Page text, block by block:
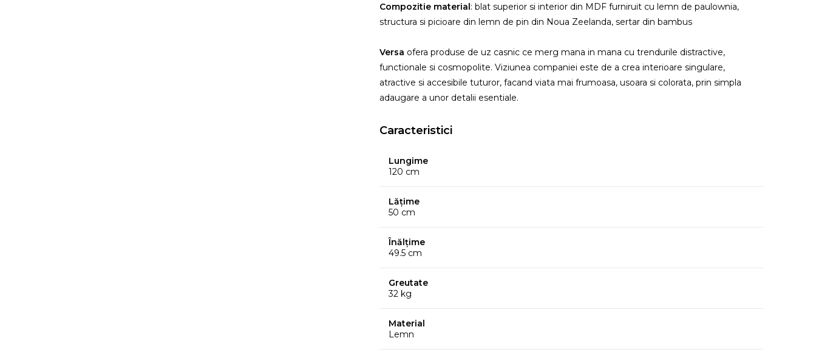
Compozitie material: blat superior si interior din MDF furniruit cu lemn de paulownia,
structura si picioare din lemn de pin din Noua Zeelanda, sertar din bambus
Versa ofera produse de uz casnic ce merg mana in mana cu trendurile distractive,
functionale si cosmopolite. Viziunea companiei este de a crea interioare singulare,
atractive si accesibile tuturor, facand viata mai frumoasa, usoara si colorata, prin simpla
adaugare a unor detalii esentiale.
Caracteristici
Lungime
120 cm
Lățime
50 cm
Înălțime
49.5 cm
Greutate
32 kg
Material
Lemn